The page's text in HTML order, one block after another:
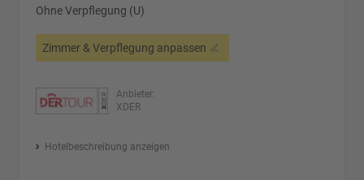
Ohne Verpflegung (U)
Zimmer & Verpflegung anpassen
Anbieter:
XDER
Hotelbeschreibung anzeigen